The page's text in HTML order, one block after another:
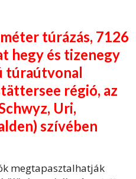
túrázás, 7126
hegy és tizenegy
túraútvonal
régió, az
Uri,
szívében
megtapasztalhatják